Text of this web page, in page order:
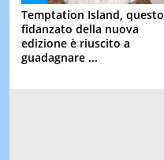
Temptation Island, questo
fidanzato della nuova
edizione è riuscito a
guadagnare ...